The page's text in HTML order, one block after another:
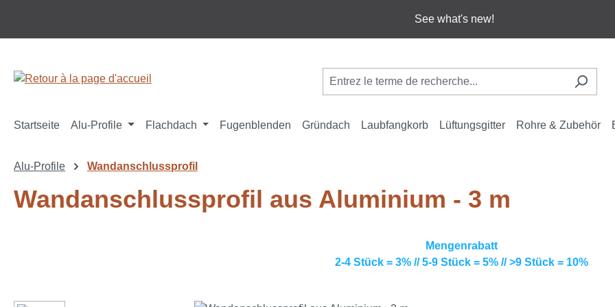
See what's new!
Startseite Alu-Profile Flachdach Fugenblenden Gründach Laubfangkorb Lüftungsgitter Rohre & Zubehör
Alu-Profile Wandanschlussprofil
Wandanschlussprofil aus Aluminium - 3 m
Mengenrabatt
2-4 Stück = 3% // 5-9 Stück = 5% // >9 Stück = 10%